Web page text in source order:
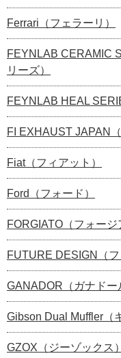
Ferrari（フェラーリ）
FEYNLAB CERAMIC
リーズ）
FEYNLAB HEAL
FI EXHAUST JAPAN
Fiat（フィアット）
Ford（フォード）
FORGIATO（フォージ
FUTURE DESIGN（フ
GANADOR（ガナドー
Gibson Dual Muffler（
GZOX（ジーゾックス）